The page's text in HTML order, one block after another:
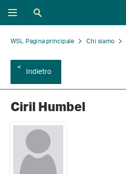
WSL Pagina principale Chi siamo
Indietro
Ciril Humbel